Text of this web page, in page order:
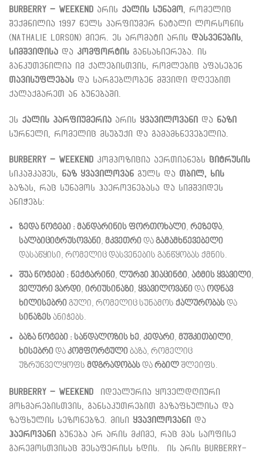
Burberry – Weekend არის ქალის სუნამო
, რომელიც
შექმნილია 1997 წელს პარფიუმერ ნატალი ლორსონის
(Nathalie Lorson) მიერ. ეს არომატი არის დასვენების
სიმშვიდისა და კომფორტის განსახიერება. ის
განკუთვნილია იმ ქალებისთვის, რომლებიც აფასებენ
თავისუფლებას და სარგებლობენ მშვიდი დღეებით
ქალაქგარეთ ან ბუნებაში.
ეს ქალის პარფიუმერია არის ყვავილოვანი და ნაზი
სურნელი, რომელიც მსუბუქი და გამამხნევებელია.
Burberry – Weekend კომპოზიცია აერთიანებს ციტრუსის
სიკაშკაშეს, ნაზ ყვავილოვან გულს და თბილ, ხის
ბაზას, რაც სუნამოს ჰაეროვნებასა და სიმშვიდეს
ანიჭებს:
ზედა ნოტები : მანდარინის ფორთოხალი, რეზედა,
სალბიციტრუსოვანი, მკვეთრი და გამამხნევებელი
დასაწყისი, რომელიც დასვენების განწყობას ქმნის.
შუა ნოტები : ნექტარინი, ლურჯი ჰიაცინტი, ატმის ყვავილი,
ველური ვარდი, ირიუსინაზი, ყვავილოვანი და ოდნავ
ხილისებრი გული, რომელიც სუნამოს ქალურობას და
სინაზეს ანიჭებს.
ბაზა ნოტები : სანდალოზის ხე, კედარი, მუშკითბილი,
ხისებრი და კომფორტული ბაზა, რომელიც
უზრუნველყოფს მდგრადობას და რბილ შლეიფს.
Burberry – Weekend იდეალურია ყოველდღიური
მოხმარებისთვის, განსაკუთრებით გაზაფხულისა და
ზაფხულის სეზონებზე. მისი ყვავილოვანი
და
ჰაეროვანი
ბუნება არ არის მძიმე, რაც მას საოფისე
გარემოსთვისაც შესაფერისს ხდის. ის არის Burberry-